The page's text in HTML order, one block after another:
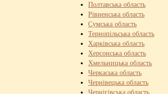
Полтавська область
Рівненська область
Сумська область
Тернопільська область
Харківська область
Херсонська область
Хмельницька область
Черкаська область
Чернівецька область
Чернігівська область